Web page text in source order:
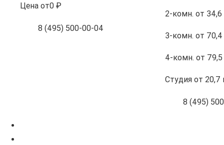
Цена от0 ₽
8 (495) 500-00-04
2-комн. от 34,6
3-комн. от
4-комн. от
Студия от 20,7
8 (495)